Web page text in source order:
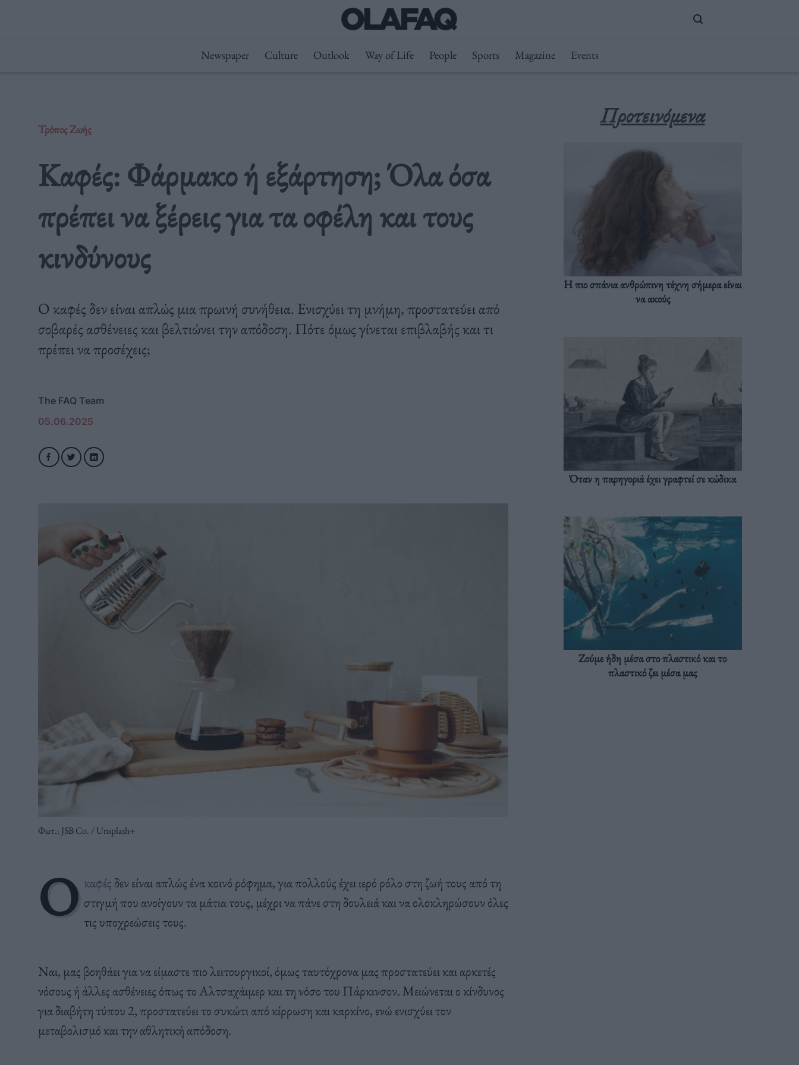
Newspaper Culture Outlook Way of Life People Sports Magazine Events
Τρόπος Ζωής
Καφές: Φάρμακο ή εξάρτηση; Όλα όσα
πρέπει να ξέρεις για τα οφέλη και τους
κινδύνους
Ο καφές δεν είναι απλώς μια πρωινή συνήθεια. Ενισχύει τη μνήμη, προστατεύει από
σοβαρές ασθένειες και βελτιώνει την απόδοση. Πότε όμως γίνεται επιβλαβής και τι
πρέπει να προσέχεις;
The FAQ Team
05.06.2025
Φωτ.: JSB Co. / Unsplash+
Ο καφές δεν είναι απλώς ένα κοινό ρόφημα, για πολλούς έχει ιερό ρόλο στη ζωή τους από τη
στιγμή που ανοίγουν τα μάτια τους, μέχρι να πάνε στη δουλειά και να ολοκληρώσουν όλες
τις υποχρεώσεις τους.
Ναι, μας βοηθάει για να είμαστε πιο λειτουργικοί, όμως ταυτόχρονα μας προστατεύει και αρκετές
νόσους ή άλλες ασθένειες όπως το Αλτσαχάιμερ και τη νόσο του Πάρκινσον. Μειώνεται ο κίνδυνος
για διαβήτη τύπου 2, προστατεύει το συκώτι από κίρρωση και καρκίνο, ενώ ενισχύει τον
μεταβολισμό και την αθλητική απόδοση.
Προτεινόμενα
Η πιο σπάνια ανθρώπινη τέχνη σήμερα είναι
να ακούς
Όταν η παρηγοριά έχει γραφτεί σε κώδικα
Ζούμε ήδη μέσα στο πλαστικό και το
πλαστικό ζει μέσα μας